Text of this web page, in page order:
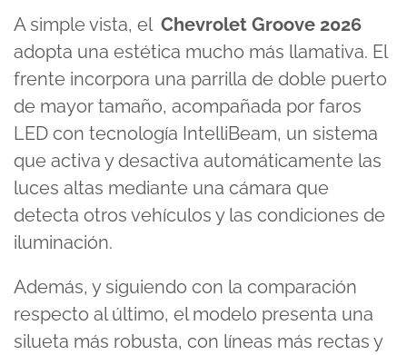
A simple vista, el Chevrolet Groove 2026
adopta una estética mucho más llamativa. El
frente incorpora una parrilla de doble puerto
de mayor tamaño, acompañada por faros
LED con tecnología IntelliBeam, un sistema
que activa y desactiva automáticamente las
luces altas mediante una cámara que
detecta otros vehículos y las condiciones de
iluminación.
Además, y siguiendo con la comparación
respecto al último, el modelo presenta una
silueta más robusta, con líneas más rectas y